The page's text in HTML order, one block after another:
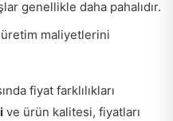
genellikle daha pahalıdır.
maliyetlerini
fiyat farklılıkları
ve ürün kalitesi, fiyatları